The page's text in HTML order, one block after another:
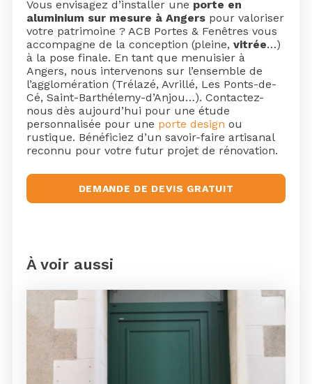
Vous envisagez d’installer une porte en
aluminium sur mesure à Angers pour valoriser
votre patrimoine ? ACB Portes & Fenêtres vous
accompagne de la conception (pleine, vitrée…)
à la pose finale. En tant que menuisier à
Angers, nous intervenons sur l’ensemble de
l’agglomération (Trélazé, Avrillé, Les Ponts-de-
Cé, Saint-Barthélemy-d’Anjou…). Contactez-
nous dès aujourd’hui pour une étude
personnalisée pour une porte design ou
rustique. Bénéficiez d’un savoir-faire artisanal
reconnu pour votre futur projet de rénovation.
DEMANDE DE DEVIS GRATUIT
À voir aussi